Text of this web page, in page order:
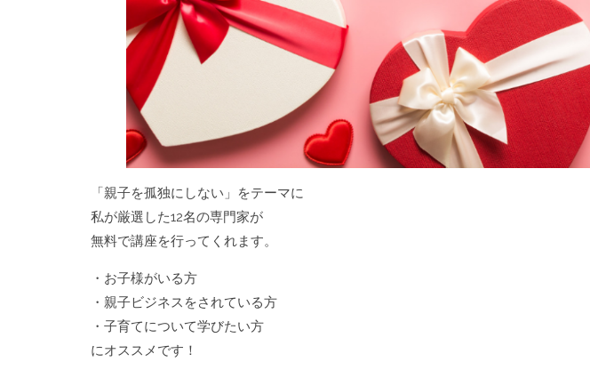
「親子を孤独にしない」をテーマに
私が厳選した12名の専門家が
無料で講座を行ってくれます。
・お子様がいる方
・親子ビジネスをされている方
・子育てについて学びたい方
にオススメです！